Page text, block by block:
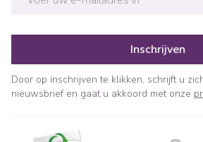
Inschrijven
Door op inschrijven te klikken, schrijft u
nieuwsbrief en gaat u akkoord met onze